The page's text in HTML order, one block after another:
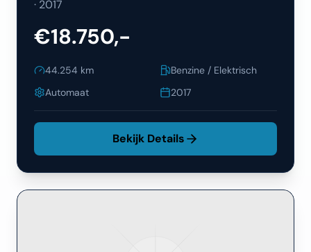
· 2017
€18.750,-
44.254 km
Benzine / Elektrisch
Automaat
2017
Bekijk Details